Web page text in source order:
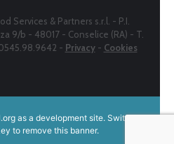
Services & Partners s.r.l. - P.I.
9/b - 48017 - Conselice (RA) - T.
- Privacy- Cookies
as a development site. Switch to a
to remove this banner.